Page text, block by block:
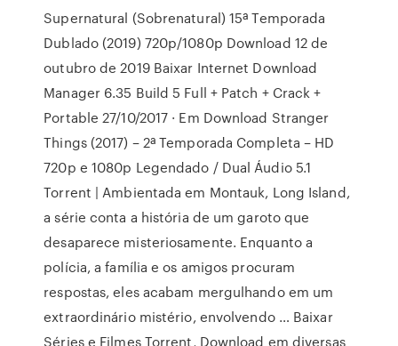
Supernatural (Sobrenatural) 15ª Temporada
Dublado (2019) 720p/1080p Download 12 de
outubro de 2019 Baixar Internet Download
Manager 6.35 Build 5 Full + Patch + Crack +
Portable 27/10/2017 · Em Download Stranger
Things (2017) – 2ª Temporada Completa – HD
720p e 1080p Legendado / Dual Áudio 5.1
Torrent | Ambientada em Montauk, Long Island,
a série conta a história de um garoto que
desaparece misteriosamente. Enquanto a
polícia, a família e os amigos procuram
respostas, eles acabam mergulhando em um
extraordinário mistério, envolvendo … Baixar
Séries e Filmes Torrent, Download em diversas